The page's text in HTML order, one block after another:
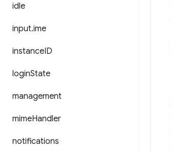
idle
input.ime
instanceID
loginState
management
mimeHandler
notifications